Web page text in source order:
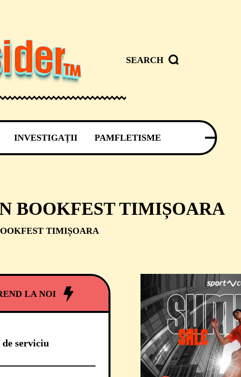
SEARCH
INVESTIGAȚII PAMFLETISME
BOOKFEST TIMIȘOARA
TIMIȘOARA
LA NOI
serviciu